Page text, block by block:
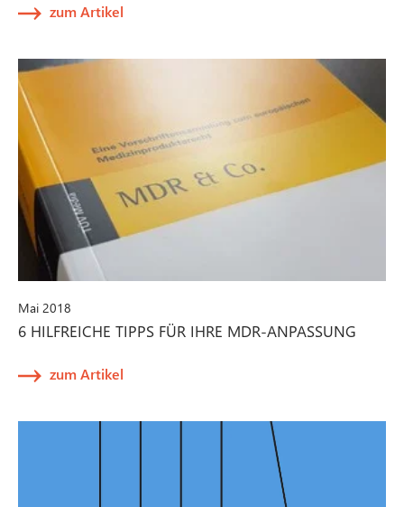
zum Artikel
Mai 2018
6 HILFREICHE TIPPS FÜR IHRE MDR-ANPASSUNG
zum Artikel